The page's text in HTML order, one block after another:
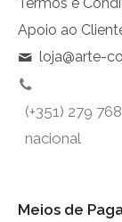
Apoio ao
loja@arte-
(+351) 279
nacional
Meios de